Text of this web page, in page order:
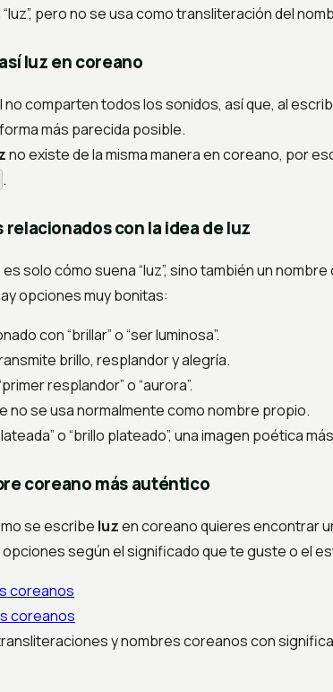
pero no se usa como transliteración del
luz en coreano
no comparten todos los sonidos, así que, al
más parecida posible.
no existe de la misma manera en coreano, por
.
con la idea de luz
solo cómo suena “luz”, sino también un
opciones muy bonitas:
con “brillar” o “ser luminosa”.
brillo, resplandor y alegría.
resplandor” o “aurora”.
no se usa normalmente como nombre propio.
o “brillo plateado”, una imagen poética
coreano más auténtico
se escribe luzen coreano quieres encontrar
según el significado que te guste o el
coreanos
coreanos
y nombres coreanos con